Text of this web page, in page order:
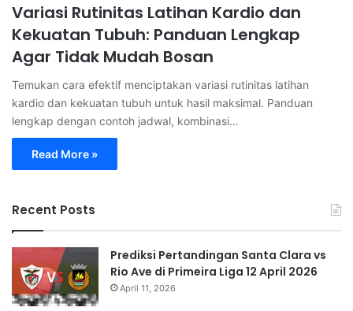
Variasi Rutinitas Latihan Kardio dan
Kekuatan Tubuh: Panduan Lengkap
Agar Tidak Mudah Bosan
Temukan cara efektif menciptakan variasi rutinitas latihan
kardio dan kekuatan tubuh untuk hasil maksimal. Panduan
lengkap dengan contoh jadwal, kombinasi…
Read More »
Recent Posts
Prediksi Pertandingan Santa Clara vs
Rio Ave di Primeira Liga 12 April 2026
April 11, 2026